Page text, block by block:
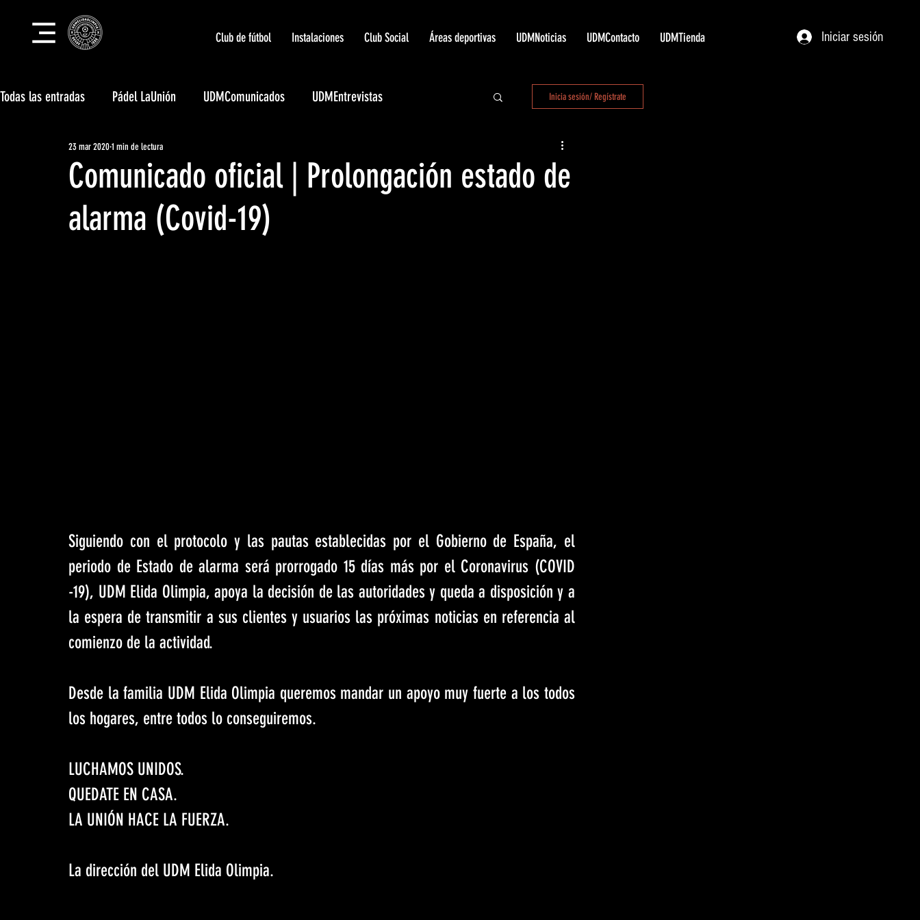
Iniciar sesión
Club de fútbol Instalaciones Club Social Áreas deportivas UDMNoticias UDMContacto UDMTienda
Todas las entradas Pádel LaUnión UDMComunicados UDMEntrevistas
Tecnificación LaUnión Campus LaUnión
Eventos deportivos LaUnión Unión Body Center
Inicia sesión/ Regístrate
Comunicado oficial | Prolongación estado de
alarma (Covid-19)
23 mar 20201 min de lectura
Siguiendo con el protocolo y las pautas establecidas por el Gobierno de España, el
periodo de Estado de alarma será prorrogado 15 días más por el Coronavirus (COVID
-19), UDM Elida Olimpia, apoya la decisión de las autoridades y queda a disposición y a
la espera de transmitir a sus clientes y usuarios las próximas noticias en referencia al
comienzo de la actividad.
Desde la familia UDM Elida Olimpia queremos mandar un apoyo muy fuerte a los todos
los hogares, entre todos lo conseguiremos.
LUCHAMOS UNIDOS.
QUEDATE EN CASA.
LA UNIÓN HACE LA FUERZA.
La dirección del UDM Elida Olimpia.